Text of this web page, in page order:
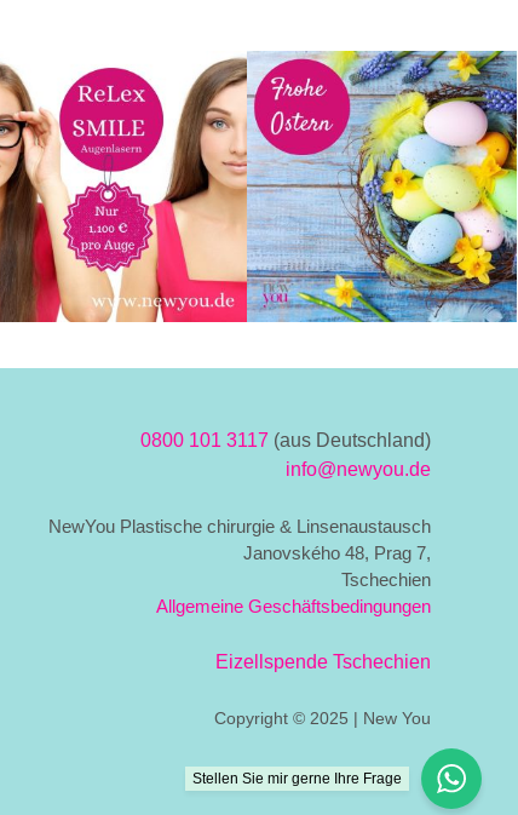
0800 101 3117 (aus Deutschland)
info@newyou.de
NewYou Plastische chirurgie & Linsenaustausch
Janovského 48, Prag 7,
Tschechien
Allgemeine Geschäftsbedingungen
Eizellspende Tschechien
Copyright © 2025 | New You
Stellen Sie mir gerne Ihre Frage